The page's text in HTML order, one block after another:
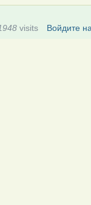
visits Войдите